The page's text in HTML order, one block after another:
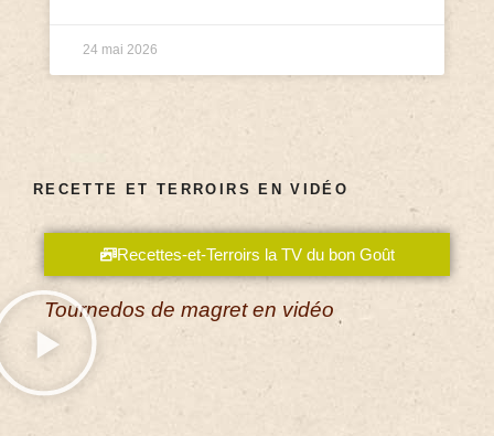
24 mai 2026
RECETTE ET TERROIRS EN VIDÉO
Recettes-et-Terroirs la TV du bon Goût
Tournedos de magret en vidéo